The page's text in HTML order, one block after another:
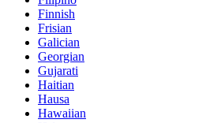
Finnish
Frisian
Galician
Georgian
Gujarati
Haitian
Hausa
Hawaiian